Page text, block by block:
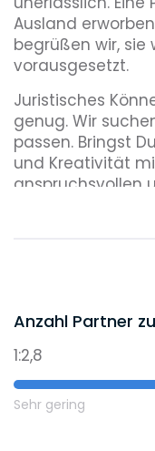
Ausland
begrüßen wir,
vorausgesetzt.
Juristisches
genug. Wir
passen. Bringst
und Kreativität
anspruchsvollen
Anzahl Partner
1:2,8
Sehr gering